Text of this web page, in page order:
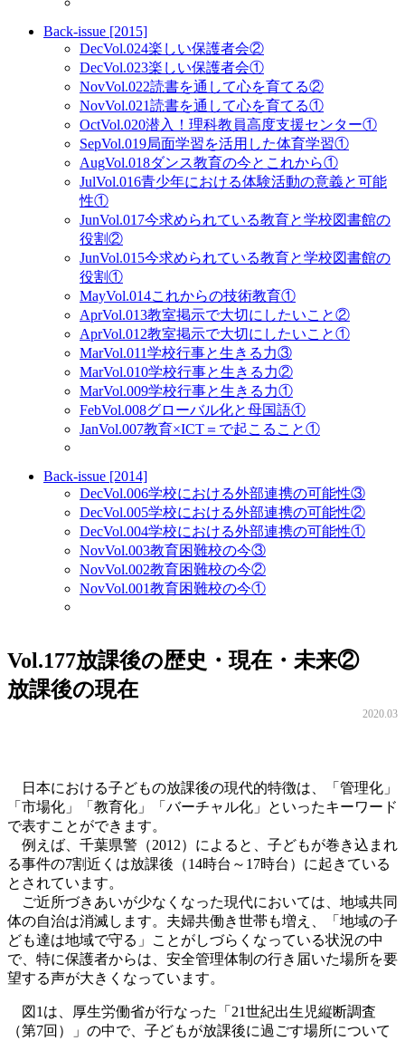
Back-issue [2015]
DecVol.024楽しい保護者会②
DecVol.023楽しい保護者会①
NovVol.022読書を通して心を育てる②
NovVol.021読書を通して心を育てる①
OctVol.020潜入！理科教員高度支援センター①
SepVol.019局面学習を活用した体育学習①
AugVol.018ダンス教育の今とこれから①
JulVol.016青少年における体験活動の意義と可能
性①
JunVol.017今求められている教育と学校図書館の
役割②
JunVol.015今求められている教育と学校図書館の
役割①
MayVol.014これからの技術教育①
AprVol.013教室掲示で大切にしたいこと②
AprVol.012教室掲示で大切にしたいこと①
MarVol.011学校行事と生きる力③
MarVol.010学校行事と生きる力②
MarVol.009学校行事と生きる力①
FebVol.008グローバル化と母国語①
JanVol.007教育×ICT＝で起こること①
Back-issue [2014]
DecVol.006学校における外部連携の可能性③
DecVol.005学校における外部連携の可能性②
DecVol.004学校における外部連携の可能性①
NovVol.003教育困難校の今③
NovVol.002教育困難校の今②
NovVol.001教育困難校の今①
Vol.177放課後の歴史・現在・未来②
放課後の現在
2020.03
日本における子どもの放課後の現代的特徴は、「管理化」
「市場化」「教育化」「バーチャル化」といったキーワード
で表すことができます。
例えば、千葉県警（2012）によると、子どもが巻き込まれ
る事件の7割近くは放課後（14時台～17時台）に起きている
とされています。
ご近所づきあいが少なくなった現代においては、地域共同
体の自治は消滅します。夫婦共働き世帯も増え、「地域の子
ども達は地域で守る」ことがしづらくなっている状況の中
で、特に保護者からは、安全管理体制の行き届いた場所を要
望する声が大きくなっています。
図1は、厚生労働省が行なった「21世紀出生児縦断調査
（第7回）」の中で、子どもが放課後に過ごす場所について